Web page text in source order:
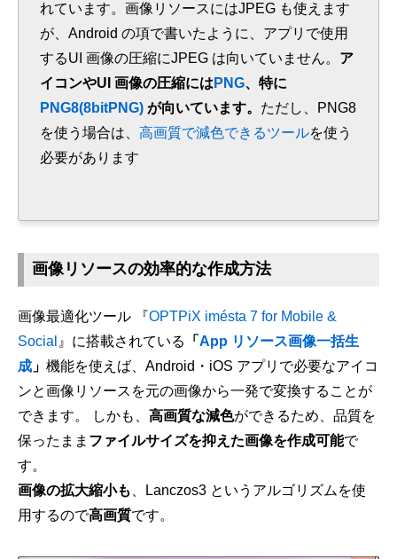
れています。画像リソースにはJPEG も使えます
が、Android の項で書いたように、アプリで使用
するUI 画像の圧縮にJPEG は向いていません。 ア
イコンやUI 画像の圧縮には PNG、特に
PNG8(8bitPNG) が向いています。 ただし、PNG8
を使う場合は、 高画質で減色できるツールを使う
必要があります
画像リソースの効率的な作成方法
画像最適化ツール 『OPTPiX imésta 7 for Mobile &
Social 』に搭載されている 「 App リソース画像一括生
成 」 機能を使えば、Android・iOS アプリで必要なアイコ
ンと画像リソースを元の画像から一発で変換することが
できます。 しかも、 高画質な減色ができるため、品質を
保ったまま ファイルサイズを抑えた画像を作成可能で
す。
画像の拡大縮小も
、Lanczos3 というアルゴリズムを使
用するので高画質です。